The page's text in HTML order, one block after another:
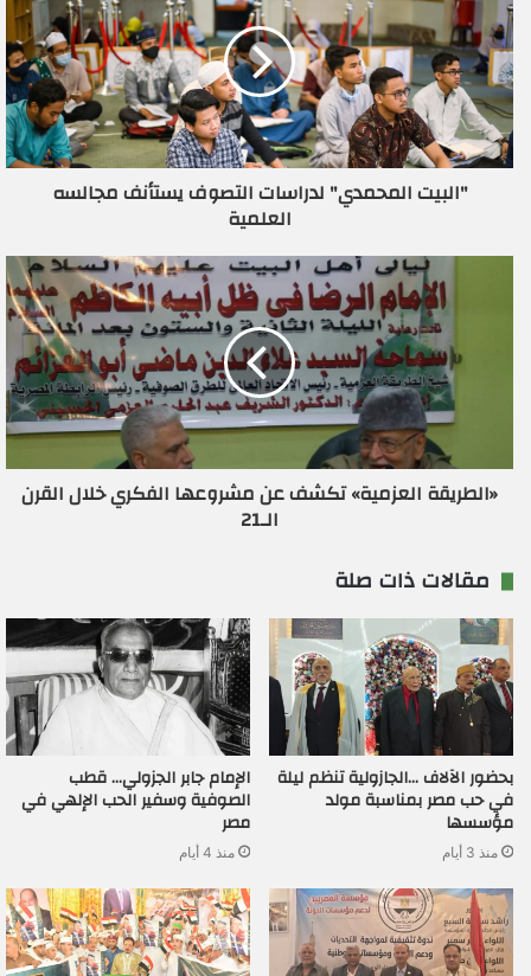
ا
ل
إ
ل
ك
ت
"البيت المحمدي" لدراسات التصوف يستأنف مجالسه
العلمية
«الطريقة العزمية» تكشف عن مشروعها الفكري خلال القرن
الـ21
مقالات ذات صلة
بحضور الآلاف …الجازولية تنظم ليلة
في حب مصر بمناسبة مولد
مؤسسها
منذ 3 أيام
الإمام جابر الجزولي… قطب
الصوفية وسفير الحب الإلهي في
مصر
منذ 4 أيام